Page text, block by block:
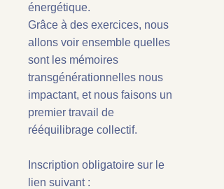
énergétique.
Grâce à des exercices, nous
allons voir ensemble quelles
sont les mémoires
transgénérationnelles nous
impactant, et nous faisons un
premier travail de
rééquilibrage collectif.
Inscription obligatoire sur le
lien suivant :